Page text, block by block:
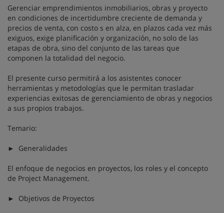
Gerenciar emprendimientos inmobiliarios, obras y proyecto
en condiciones de incertidumbre creciente de demanda y
precios de venta, con costo s en alza, en plazos cada vez más
exiguos, exige planificación y organización, no solo de las
etapas de obra, sino del conjunto de las tareas que
componen la totalidad del negocio.
El presente curso permitirá a los asistentes conocer
herramientas y metodologías que le permitan trasladar
experiencias exitosas de gerenciamiento de obras y negocios
a sus propios trabajos.
Temario:
► Generalidades
El enfoque de negocios en proyectos, los roles y el concepto
de Project Management.
► Objetivos de Proyectos